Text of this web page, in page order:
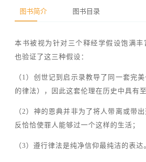
图书简介 图书目录
本书被视为针对三个释经学假设饱满
也验证了这三种假设：
（1）创世记到启示录教导了同一套完
的律法），因此这套伦理在历史中具有
（2）神的恩典并非为了将人带离或带
反恰恰使罪人能够过一个这样的生活；
（3）遵行律法是纯净信仰最纯洁的表达